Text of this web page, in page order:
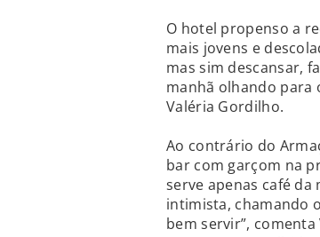
O hotel propenso a
mais jovens e
mas sim descansar,
manhã olhando para
Valéria Gordilho.
Ao contrário do
bar com garçom na
serve apenas café da
intimista, chamando
bem servir”,